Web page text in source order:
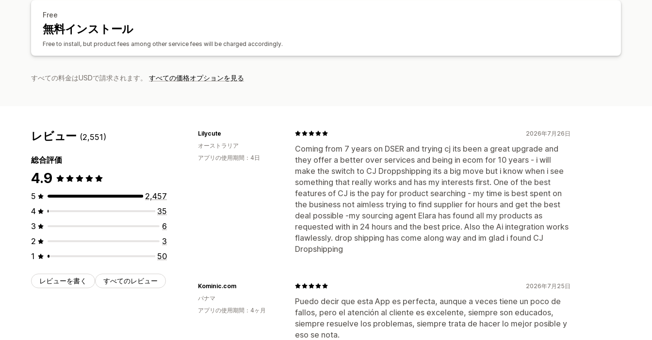
Free
無料インストール
Free to install, but product fees among other service fees will be charged accordingly.
すべての料金はUSDで請求されます。 すべての価格オプションを見る
レビュー (2,551)
総合評価
4.9
5
2,457
4
35
3
6
2
3
1
50
レビューを書く すべてのレビュー
2026年7月26日
Coming from 7 years on DSER and trying cj its been a great upgrade and
they offer a better over services and being in ecom for 10 years - i will
make the switch to CJ Droppshipping its a big move but i know when i see
something that really works and has my interests first. One of the best
features of CJ is the pay for product searching - my time is best spent on
the business not aimless trying to find supplier for hours and get the best
deal possible -my sourcing agent Elara has found all my products as
requested with in 24 hours and the best price. Also the Ai integration works
flawlessly. drop shipping has come along way and im glad i found CJ
Dropshipping
Lilycute
オーストラリア
アプリの使用期間：4日
2026年7月25日
Puedo decir que esta App es perfecta, aunque a veces tiene un poco de
fallos, pero el atención al cliente es excelente, siempre son educados,
siempre resuelve los problemas, siempre trata de hacer lo mejor posible y
eso se nota.
Kominic.com
パナマ
アプリの使用期間：4ヶ月